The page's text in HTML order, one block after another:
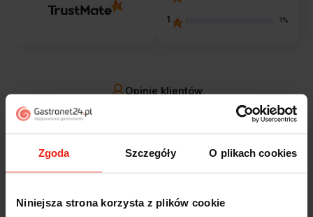
Zgoda Szczegóły O plikach cookies
Niniejsza strona korzysta z plików cookie
1 1%
Opinie klientów
filtry
Jak zbieramy opinie?
5